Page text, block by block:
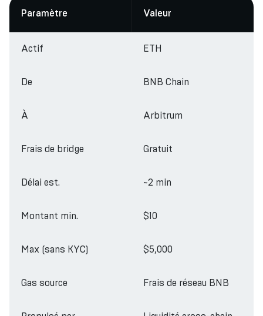
Paramètre Valeur
Actif ETH
De BNB Chain
À Arbitrum
Frais de bridge Gratuit
Délai est. ~2 min
Montant min. $10
Max (sans KYC) $5,000
Gas source Frais de réseau BNB